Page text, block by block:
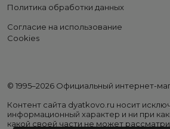
Политика обработки данных
Согласие на использование
Cookies
© 1995–2026 Официальный интернет-
Контент сайта dyatkovo.ru носит
информационный характер и ни при
какой своей части не может